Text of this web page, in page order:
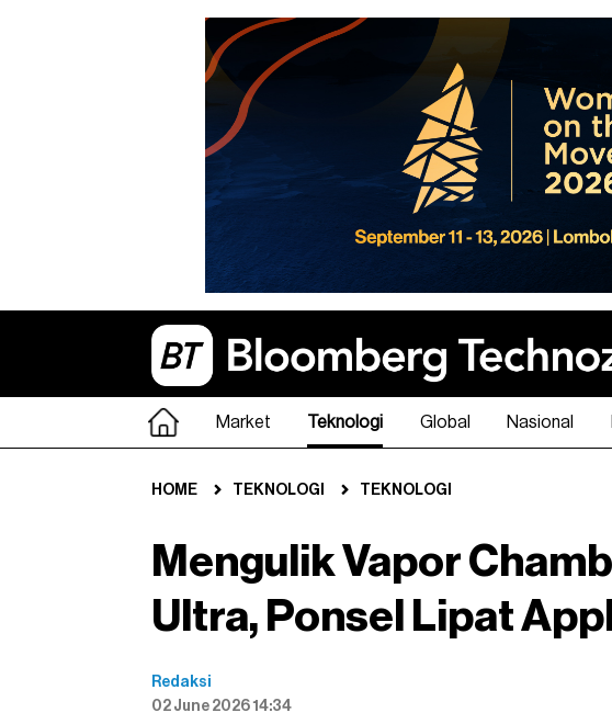
Market Teknologi Global Nasional
HOME TEKNOLOGI TEKNOLOGI
Mengulik Vapor
Ultra, Ponsel Lipat
Redaksi
02 June 2026 14:34